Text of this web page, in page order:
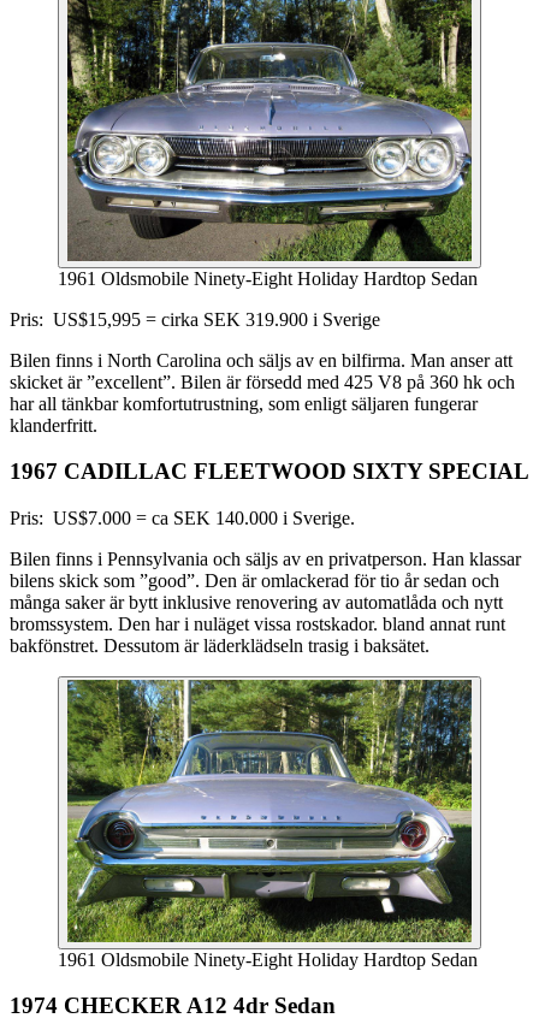
1961 Oldsmobile Ninety-Eight Holiday Hardtop Sedan
Pris: US$15,995 = cirka SEK 319.900 i Sverige
Bilen finns i North Carolina och säljs av en bilfirma. Man anser att
skicket är ”excellent”. Bilen är försedd med 425 V8 på 360 hk och
har all tänkbar komfortutrustning, som enligt säljaren fungerar
klanderfritt.
1967 CADILLAC FLEETWOOD SIXTY SPECIAL
Pris: US$7.000 = ca SEK 140.000 i Sverige.
Bilen finns i Pennsylvania och säljs av en privatperson. Han klassar
bilens skick som ”good”. Den är omlackerad för tio år sedan och
många saker är bytt inklusive renovering av automatlåda och nytt
bromssystem. Den har i nuläget vissa rostskador. bland annat runt
bakfönstret. Dessutom är läderklädseln trasig i baksätet.
1961 Oldsmobile Ninety-Eight Holiday Hardtop Sedan
1974 CHECKER A12 4dr Sedan